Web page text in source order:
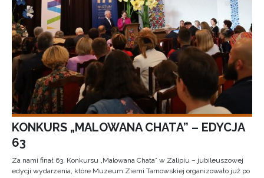
KONKURS „MALOWANA CHATA” – EDYCJA
63
Za nami finał 63. Konkursu „Malowana Chata” w Zalipiu – jubileuszowej
edycji wydarzenia, które Muzeum Ziemi Tarnowskiej organizowało już po